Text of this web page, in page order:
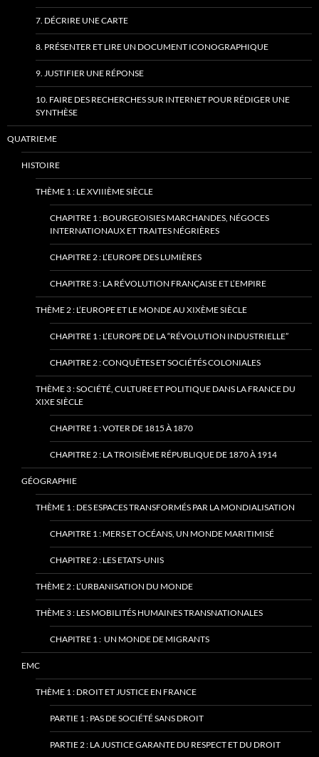
7. DÉCRIRE UNE CARTE
8. PRÉSENTER ET LIRE UN DOCUMENT ICONOGRAPHIQUE
9. JUSTIFIER UNE RÉPONSE
10. FAIRE DES RECHERCHES SUR INTERNET POUR RÉDIGER UNE
SYNTHÈSE
QUATRIEME
HISTOIRE
THÈME 1 : LE XVIIIÈME SIÈCLE
CHAPITRE 1 : BOURGEOISIES MARCHANDES, NÉGOCES
INTERNATIONAUX ET TRAITES NÉGRIÈRES
CHAPITRE 2 : L’EUROPE DES LUMIÈRES
CHAPITRE 3 : LA RÉVOLUTION FRANÇAISE ET L’EMPIRE
THÈME 2 : L’EUROPE ET LE MONDE AU XIXÈME SIÈCLE
CHAPITRE 1 : L’EUROPE DE LA “RÉVOLUTION INDUSTRIELLE”
CHAPITRE 2 : CONQUÊTES ET SOCIÉTÉS COLONIALES
THÈME 3 : SOCIÉTÉ, CULTURE ET POLITIQUE DANS LA FRANCE DU
XIXE SIÈCLE
CHAPITRE 1 : VOTER DE 1815 À 1870
CHAPITRE 2 : LA TROISIÈME RÉPUBLIQUE DE 1870 À 1914
GÉOGRAPHIE
THÈME 1 : DES ESPACES TRANSFORMÉS PAR LA MONDIALISATION
CHAPITRE 1 : MERS ET OCÉANS, UN MONDE MARITIMISÉ
CHAPITRE 2 : LES ETATS-UNIS
THÈME 2 : L’URBANISATION DU MONDE
THÈME 3 : LES MOBILITÉS HUMAINES TRANSNATIONALES
CHAPITRE 1 : UN MONDE DE MIGRANTS
EMC
THÈME 1 : DROIT ET JUSTICE EN FRANCE
PARTIE 1 : PAS DE SOCIÉTÉ SANS DROIT
PARTIE 2 : LA JUSTICE GARANTE DU RESPECT ET DU DROIT